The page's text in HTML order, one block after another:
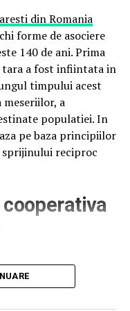
în era tehnologiei,
în urmă. Imaginați-vă
prea cald înăuntru
de ora zilei. Sună
noi includ senzori de
la o aplicație pe
unde te afli. În
lucrurilor
sau
pe acoperiș
alimenta lumini
la următorul
de securitate smart –
din Romania
forme de asociere
140 de ani. Prima
tara a fost infiintata in
timpului acest
a
populatiei. In
pe baza principiilor
reciproc
este o
isi desfasoara